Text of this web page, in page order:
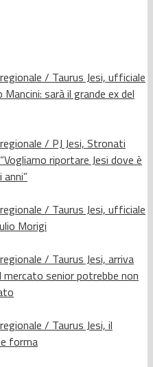
/ Taurus Jesi, ufficiale
Mancini: sarà il grande ex del
/ PJ Jesi, Stronati
riportare Jesi dove è
/ Taurus Jesi, ufficiale
Morigi
/ Taurus Jesi, arriva
mercato senior potrebbe non
/ Taurus Jesi, il
forma